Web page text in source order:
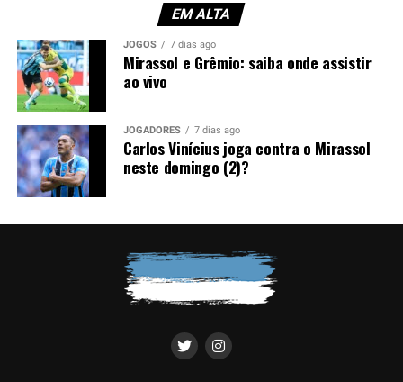
torcedores. Afinal, o experiente zagueiro recebeu duas
advertências em menos de meia hora, comprometendo a
equipe em um momento importante do confronto.
Você precisa ver também:
Brasil; saiba o motivo
Luís Castro avalia alternativas
entrada de Wagner Leonardo, que disputa posição com
Luís Eduardo para atuar ao lado de Gustavo Martins. A
definição deve acontecer nos últimos treinamentos
Contudo, a ausência do ídolo gremista abre espaço para
EM ALTA
JOGOS 7 dias ago
Mirassol e Grêmio: saiba onde assistir
ao vivo
JOGADORES 7 dias ago
Carlos Vinícius joga contra o Mirassol
neste domingo (2)?